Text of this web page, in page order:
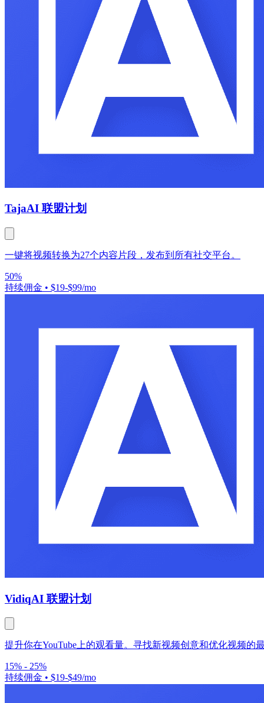
TajaAI 联盟计划
一键将视频转换为27个内容片段，发布到所有社交平台。
50%
持续佣金 • $19-$99/mo
VidiqAI 联盟计划
提升你在YouTube上的观看量。寻找新视频创意和优化视频的
15% - 25%
持续佣金 • $19-$49/mo